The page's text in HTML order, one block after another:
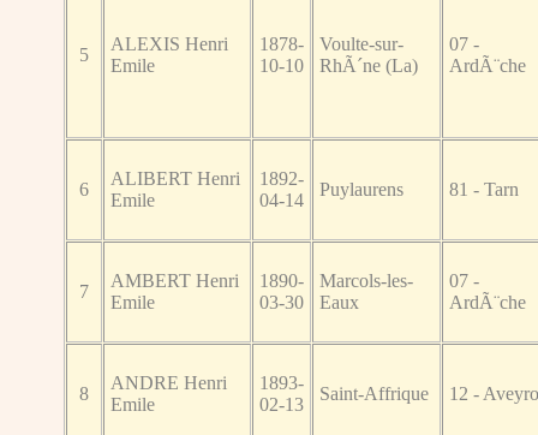
5
ALEXIS Henri
Emile
1878-
10-10
Voulte-sur-
RhÃ´ne (La)
07 -
ArdÃ¨che
6
ALIBERT Henri
Emile
1892-
04-14
Puylaurens 81 - Tarn
7
AMBERT Henri
Emile
1890-
03-30
Marcols-les-
Eaux
07 -
ArdÃ¨che
8
ANDRE Henri
Emile
1893-
02-13
Saint-Affrique 12 -